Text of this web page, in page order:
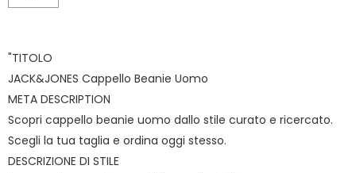
"TITOLO
JACK&JONES Cappello Beanie Uomo
META DESCRIPTION
Scopri cappello beanie uomo dallo stile curato e ricercato.
Scegli la tua taglia e ordina oggi stesso.
DESCRIZIONE DI STILE